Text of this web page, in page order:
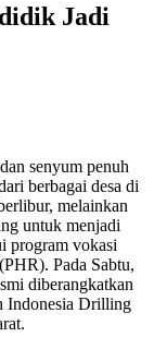
Jadi
senyum penuh
berbagai desa di
melainkan
untuk menjadi
program vokasi
Pada Sabtu,
diberangkatkan
Indonesia Drilling